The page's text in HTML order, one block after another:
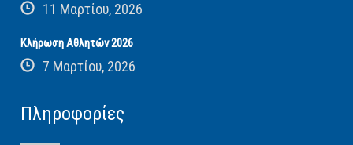
11 Μαρτίου, 2026
Κλήρωση Αθλητών 2026
7 Μαρτίου, 2026
Πληροφορίες